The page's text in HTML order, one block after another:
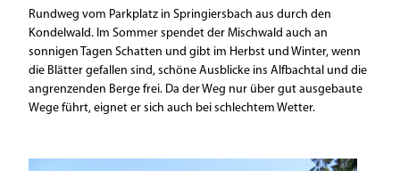
Rundweg vom Parkplatz in Springiersbach aus durch den
Kondelwald. Im Sommer spendet der Mischwald auch an
sonnigen Tagen Schatten und gibt im Herbst und Winter, wenn
die Blätter gefallen sind, schöne Ausblicke ins Alfbachtal und die
angrenzenden Berge frei. Da der Weg nur über gut ausgebaute
Wege führt, eignet er sich auch bei schlechtem Wetter.